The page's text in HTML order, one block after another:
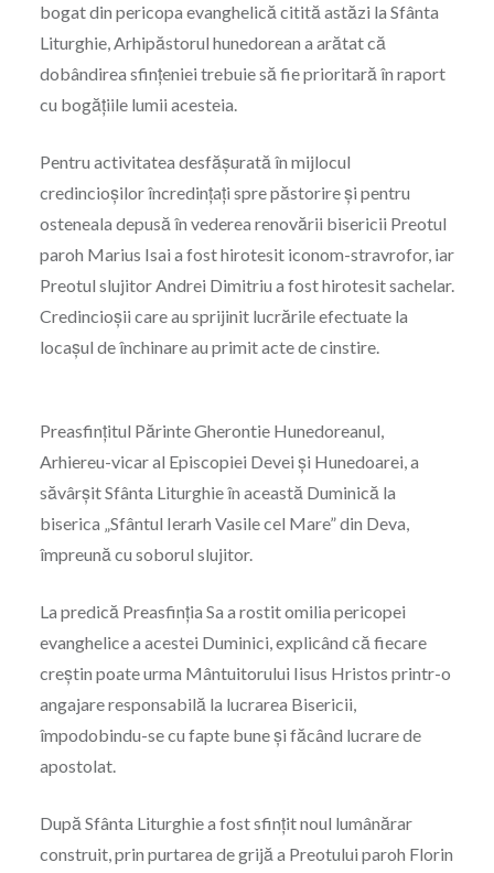
bogat din pericopa evanghelică citită astăzi la Sfânta
Liturghie, Arhipăstorul hunedorean a arătat că
dobândirea sfințeniei trebuie să fie prioritară în raport
cu bogățiile lumii acesteia.
Pentru activitatea desfășurată în mijlocul
credincioșilor încredințați spre păstorire și pentru
osteneala depusă în vederea renovării bisericii Preotul
paroh Marius Isai a fost hirotesit iconom-stravrofor, iar
Preotul slujitor Andrei Dimitriu a fost hirotesit sachelar.
Credincioșii care au sprijinit lucrările efectuate la
locașul de închinare au primit acte de cinstire.
Preasfințitul Părinte Gherontie Hunedoreanul,
Arhiereu-vicar al Episcopiei Devei și Hunedoarei, a
săvârșit Sfânta Liturghie în această Duminică la
biserica „Sfântul Ierarh Vasile cel Mare” din Deva,
împreună cu soborul slujitor.
La predică Preasfinția Sa a rostit omilia pericopei
evanghelice a acestei Duminici, explicând că fiecare
creștin poate urma Mântuitorului Iisus Hristos printr-o
angajare responsabilă la lucrarea Bisericii,
împodobindu-se cu fapte bune și făcând lucrare de
apostolat.
După Sfânta Liturghie a fost sfințit noul lumânărar
construit, prin purtarea de grijă a Preotului paroh Florin